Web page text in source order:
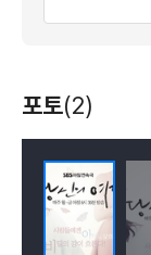
용서하며 치유
심장이 기억하는
뛴다.
기억할 수 없는
내 숨결은 그
포토(2)